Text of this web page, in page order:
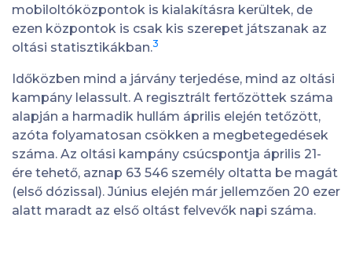
mobiloltóközpontok is kialakításra kerültek, de
ezen központok is csak kis szerepet játszanak az
oltási statisztikákban.3
Időközben mind a járvány terjedése, mind az oltási
kampány lelassult. A regisztrált fertőzöttek száma
alapján a harmadik hullám április elején tetőzött,
azóta folyamatosan csökken a megbetegedések
száma. Az oltási kampány csúcspontja április 21-
ére tehető, aznap 63 546 személy oltatta be magát
(első dózissal). Június elején már jellemzően 20 ezer
alatt maradt az első oltást felvevők napi száma.